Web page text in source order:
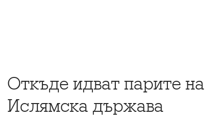
Откъде идват парите на
Ислямска държава